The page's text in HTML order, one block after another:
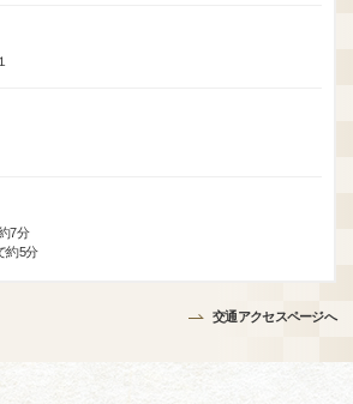
7分
約5分
交通アクセスページへ